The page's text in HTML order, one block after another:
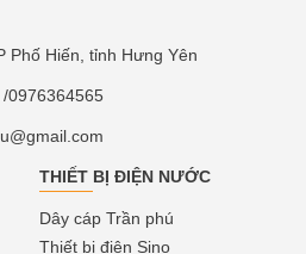
Phố Hiến, tỉnh Hưng Yên
/0976364565
THIẾT BỊ ĐIỆN NƯỚC
Dây cáp Trần phú
Thiết bị điện Sino